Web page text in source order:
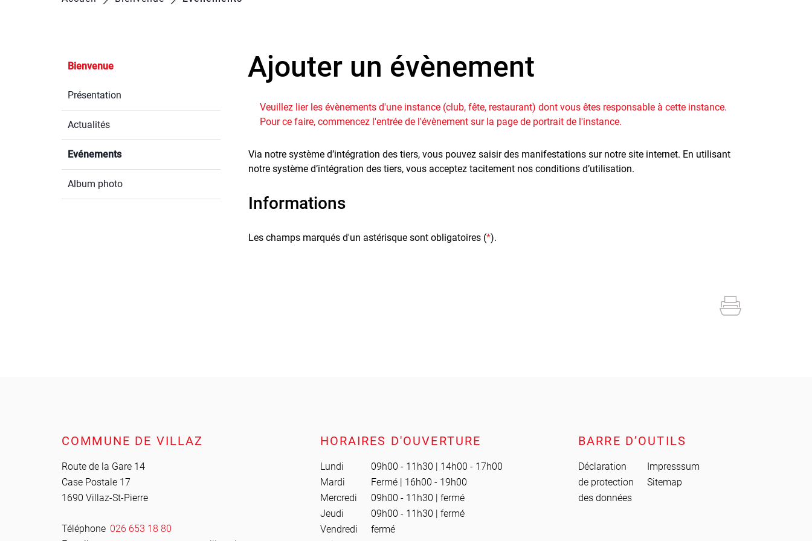
Bienvenue
Présentation
Actualités
Evénements(sélectionné)
Album photo
Ajouter un évènement
Veuillez lier les évènements d'une instance (club, fête, restaurant) dont vous êtes responsable à cette instance.
Pour ce faire, commencez l'entrée de l'évènement sur la page de portrait de l'instance.
Via notre système d’intégration des tiers, vous pouvez saisir des manifestations sur notre site internet. En utilisant
notre système d’intégration des tiers, vous acceptez tacitement nos conditions d’utilisation.
Informations
Les champs marqués d'un astérisque sont obligatoires (*).
COMMUNE DE VILLAZ
Route de la Gare 14
Case Postale 17
1690 Villaz-St-Pierre
Téléphone 026 653 18 80
HORAIRES D'OUVERTURE
Lundi
09h00 - 11h30 | 14h00 - 17h00
Mardi
Fermé | 16h00 - 19h00
Mercredi
09h00 - 11h30 | fermé
Jeudi
09h00 - 11h30 | fermé
Vendredi
fermé
BARRE D’OUTILS
Déclaration
de protection
des données
Impresssum
Sitemap